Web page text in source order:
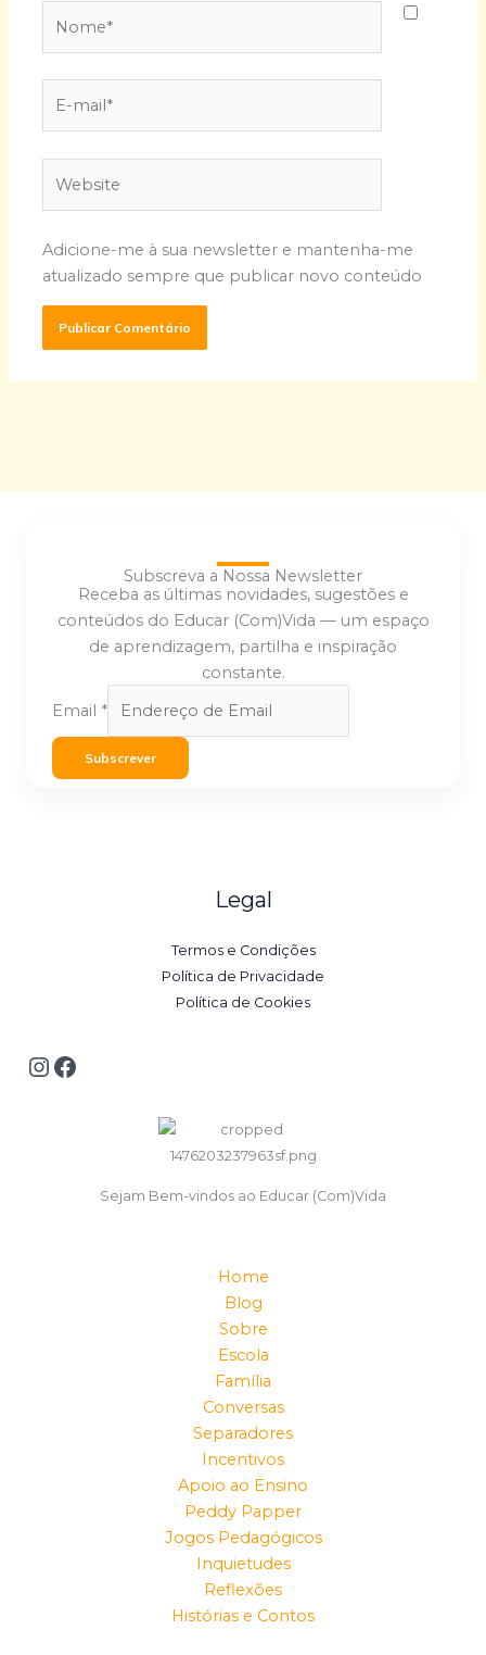
Adicione-me à sua newsletter e mantenha-me
atualizado sempre que publicar novo conteúdo
Subscreva a Nossa Newsletter
Receba as últimas novidades, sugestões e
conteúdos do Educar (Com)Vida — um espaço
de aprendizagem, partilha e inspiração
constante.
Email *
Subscrever
Legal
Termos e Condições
Política de Privacidade
Política de Cookies
Sejam Bem-vindos ao Educar (Com)Vida
Home
Blog
Sobre
Escola
Família
Conversas
Separadores
Incentivos
Apoio ao Ensino
Peddy Papper
Jogos Pedagógicos
Inquietudes
Reflexões
Histórias e Contos